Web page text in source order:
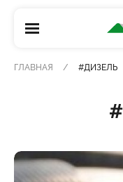
ГЛАВНАЯ #ДИЗЕЛЬ